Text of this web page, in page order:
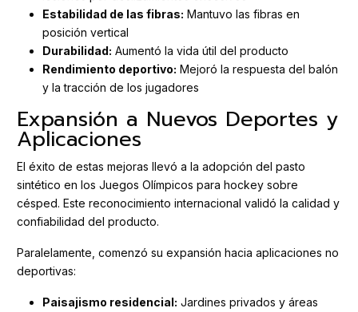
Estabilidad de las fibras: Mantuvo las fibras en
posición vertical
Durabilidad: Aumentó la vida útil del producto
Rendimiento deportivo: Mejoró la respuesta del balón
y la tracción de los jugadores
Expansión a Nuevos Deportes y
Aplicaciones
El éxito de estas mejoras llevó a la adopción del pasto
sintético en los Juegos Olímpicos para hockey sobre
césped. Este reconocimiento internacional validó la calidad y
confiabilidad del producto.
Paralelamente, comenzó su expansión hacia aplicaciones no
deportivas:
Paisajismo residencial: Jardines privados y áreas